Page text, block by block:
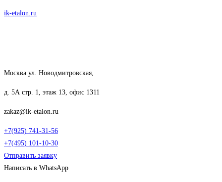
Перейти
ik-etalon.ru
Москва ул. Новодмитровская,
д. 5А стр. 1, этаж 13, офис 1311
zakaz@ik-etalon.ru
+7(925) 741-31-56
+7(495) 101-10-30
Отправить заявку
Написать в WhatsApp